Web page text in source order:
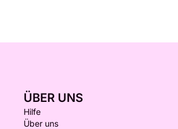
ÜBER UNS
Hilfe
Über uns